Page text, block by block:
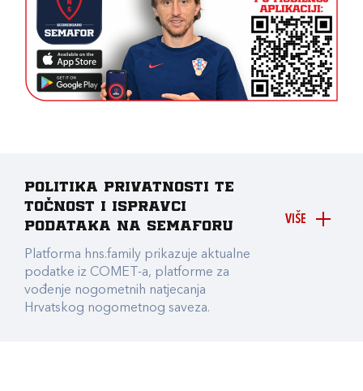
VIŠE
Politika privatnosti te
točnost i ispravci
podataka na Semaforu
Platforma hns.family prikazuje aktualne
podatke iz COMET-a, platforme za
vođenje nogometnih natjecanja
Hrvatskog nogometnog saveza.